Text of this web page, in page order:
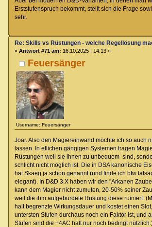
Erststufenspruch bekommt, stellt sich die Frage
sehr.
Feuersänger
Username: Feuersänger
Re: Skills vs Rüstungen - welche Regellösung
« Antwort #71 am: 16.10.2025 | 14:13 »
Joar. Also den Magiereinwand möchte ich so auch
lassen. In etlichen gängigen Systemen tragen
Rüstungen weil sie ihnen zu unbequem sind,
schlicht nicht möglich ist. Die in DSA kanonische
hat Skaeg ja schon genannt (und finde ich btw
elegant). In D&D 3.X haben wir den "Arkanen
kann dem Magier nicht zumuten, 20-50% seiner
weil die ihm aufgebürdete Rüstung diese ruiniert.
halt begrenzte Wirkungsdauer und kostet einen
untersten Stufen durchaus noch ein Faktor ist, und
Stufen sind die +4AC halt nur noch bedingt